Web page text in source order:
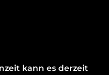
kann es derzeit